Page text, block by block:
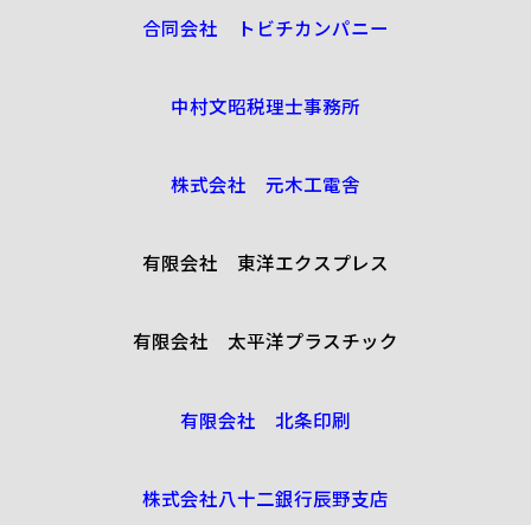
合同会社 トビチカンパニー
中村文昭税理士事務所
株式会社 元木工電舎
有限会社 東洋エクスプレス
有限会社 太平洋プラスチック
有限会社 北条印刷
株式会社八十二銀行辰野支店